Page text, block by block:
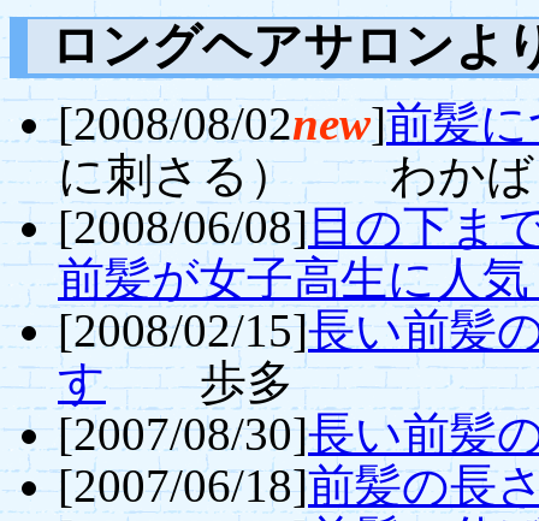
ロングヘアサロンよ
[2008/08/02new]前髪
に刺さる） わかば
[2008/06/08]目の下ま
前髪が女子高生に人
[2008/02/15]長い前髪
す歩多
[2007/08/30]長い前髪
[2007/06/18]前髪の長